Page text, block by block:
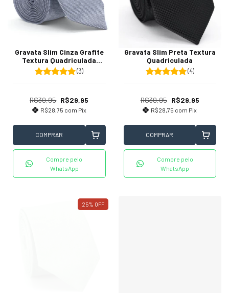
Gravata Slim Cinza Grafite
Textura Quadriculada
Fundo Preto(3)
R$39,95 R$29,95
R$28,75 com Pix
COMPRAR
Compre pelo
WhatsApp
Gravata Slim Preta Textura
Quadriculada
(4)
R$39,95 R$29,95
R$28,75 com Pix
COMPRAR
Compre pelo
WhatsApp
25% OFF